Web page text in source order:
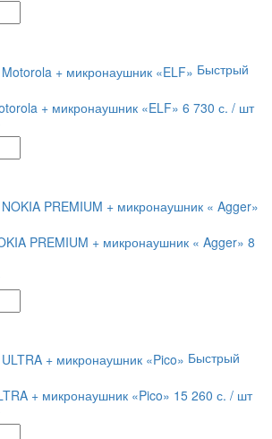
Быстрый
+ микронаушник «ELF» 6 730 с. / шт
PREMIUM + микронаушник « Agger» 8
Быстрый
+ микронаушник «Pico» 15 260 с. / шт